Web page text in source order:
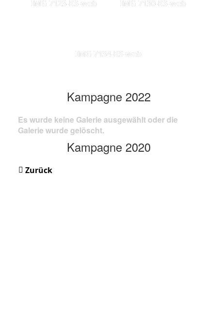
IMG 7123-KS-web IMG 7130-KS-web
IMG 7134-KS-web
Kampagne 2022
Es wurde keine Galerie ausgewählt oder die
Galerie wurde gelöscht.
Kampagne 2020
Zurück